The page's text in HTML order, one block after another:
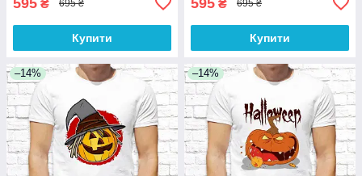
₴ 695 ₴
Купити
₴ 695 ₴
Купити
–14% –14%